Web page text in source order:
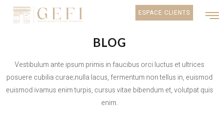
ESPACE CLIENTS
BLOG
Vestibulum ante ipsum primis in faucibus orci luctus et ultrices
posuere cubilia curae;nulla lacus, fermentum non tellus in, euismod
euismod ivamus enim turpis, cursus vitae bibendum et, volutpat quis
enim.